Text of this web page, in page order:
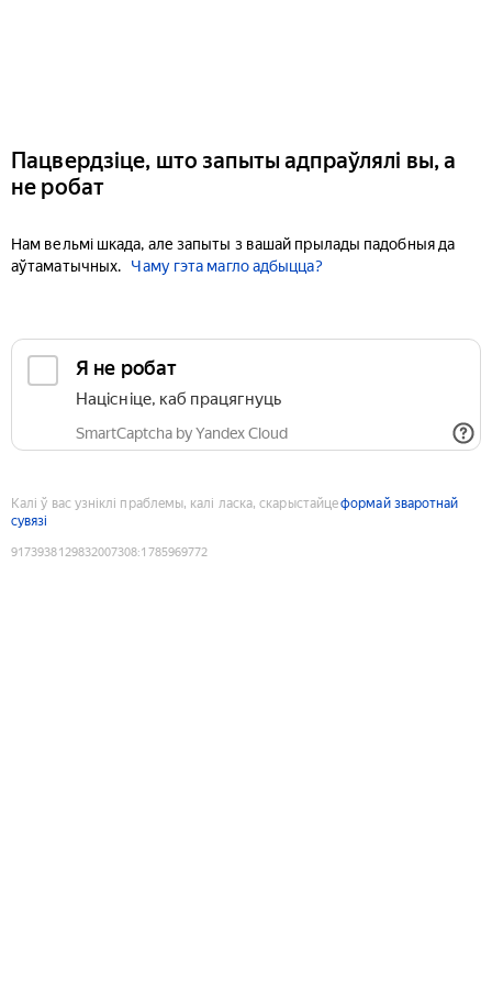
Пацвердзіце, што запыты адпраўлялі вы, а
не робат
Нам вельмі шкада, але запыты з вашай прылады падобныя да
аўтаматычных.
Чаму гэта магло адбыцца?
Я не робат
Націсніце, каб працягнуць
SmartCaptcha by Yandex Cloud
Калі ў вас узніклі праблемы, калі ласка, скарыстайцеформай зваротнай
сувязі
9173938129832007308:1785969772